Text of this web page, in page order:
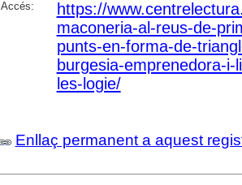
Accés:
https://
maconeria-al-reus-de-
punts-en-forma-de-
burgesia-emprenedora-
les-logie/
Enllaç permanent a aquest